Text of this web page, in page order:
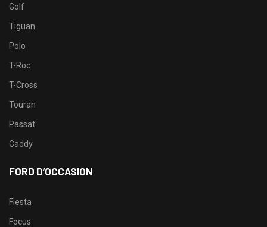
Golf
Tiguan
Polo
T-Roc
T-Cross
Touran
Passat
Caddy
FORD D’OCCASION
Fiesta
Focus